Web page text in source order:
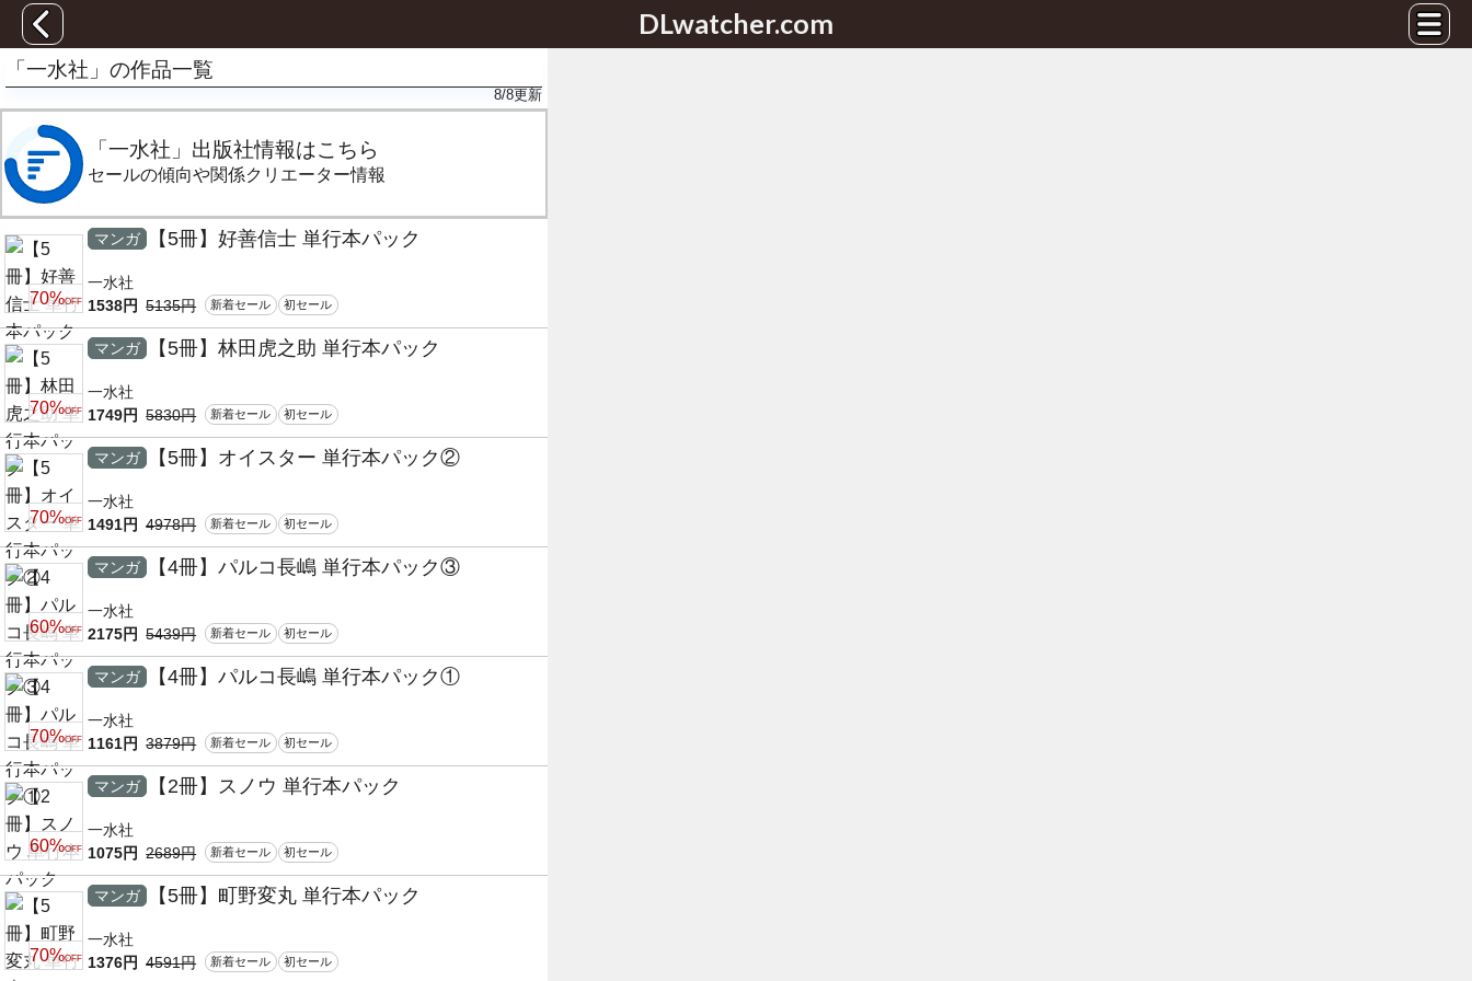
DLwatcher.com
「一水社」の作品一覧
8/8更新
「一水社」出版社情報はこちら
セールの傾向や関係クリエーター情報
70%OFF
マンガ 【5冊】好善信士 単行本パック
一水社
1538円 5135円 新着セール 初セール
70%OFF
マンガ 【5冊】林田虎之助 単行本パック
一水社
1749円 5830円 新着セール 初セール
70%OFF
マンガ 【5冊】オイスター 単行本パック②
一水社
1491円 4978円 新着セール 初セール
60%OFF
マンガ 【4冊】パルコ長嶋 単行本パック③
一水社
2175円 5439円 新着セール 初セール
70%OFF
マンガ 【4冊】パルコ長嶋 単行本パック①
一水社
1161円 3879円 新着セール 初セール
60%OFF
マンガ 【2冊】スノウ 単行本パック
一水社
1075円 2689円 新着セール 初セール
70%OFF
マンガ 【5冊】町野変丸 単行本パック
一水社
1376円 4591円 新着セール 初セール